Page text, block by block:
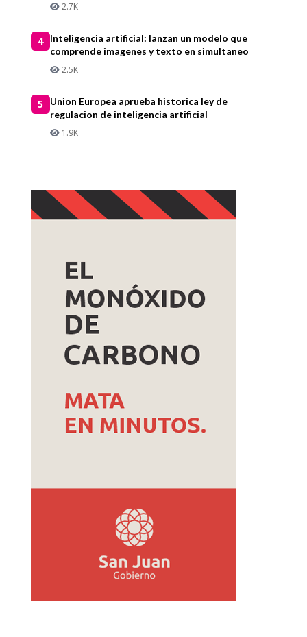
2.7K
4
Inteligencia artificial: lanzan un modelo que
comprende imagenes y texto en simultaneo
2.5K
5
Union Europea aprueba historica ley de
regulacion de inteligencia artificial
1.9K